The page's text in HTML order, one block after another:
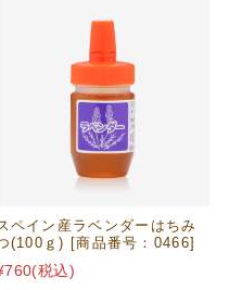
ペイン産ラベンダーはちみ
(100ｇ) [商品番号：0466]
(税込)